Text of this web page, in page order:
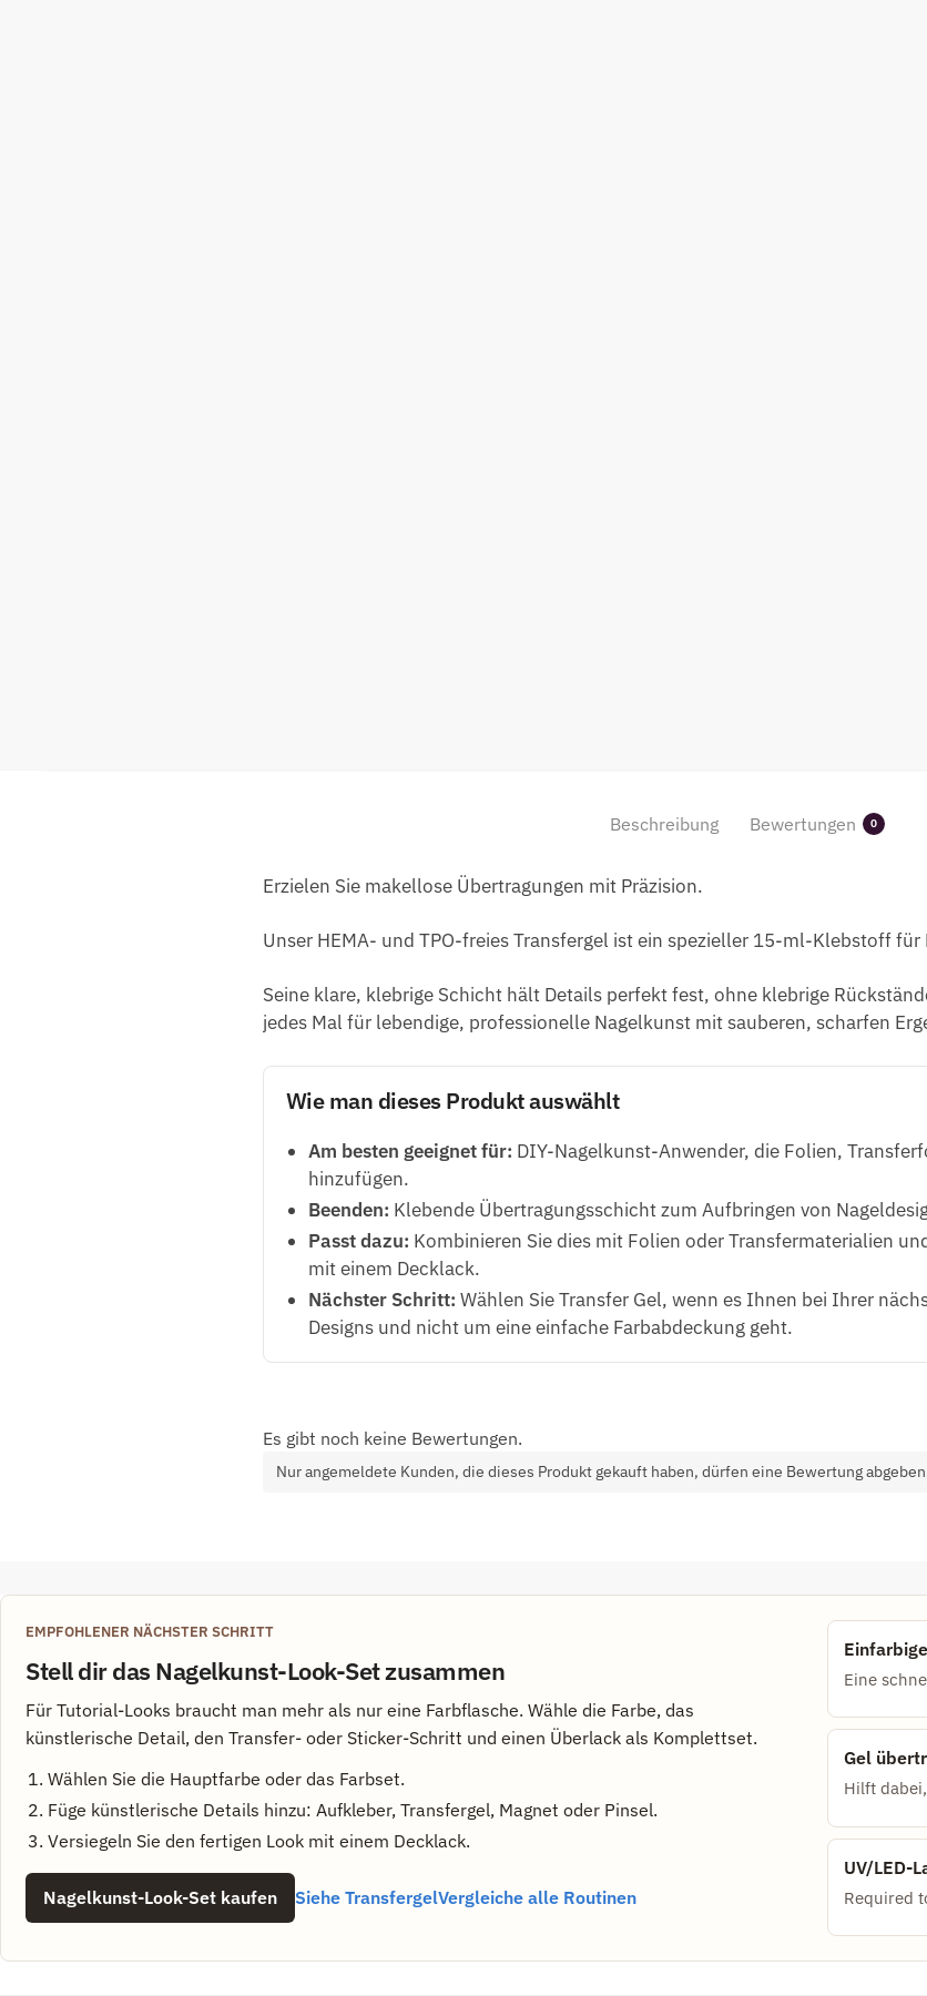
Beschreibung Bewertungen 0
Erzielen Sie makellose Übertragungen mit Präzision.
Unser HEMA- und TPO-freies Transfergel ist ein spezieller 15-ml-Klebstoff
Seine klare, klebrige Schicht hält Details perfekt fest, ohne klebrige
jedes Mal für lebendige, professionelle Nagelkunst mit sauberen, scharfen
Wie man dieses Produkt auswählt
Am besten geeignet für: DIY-Nagelkunst-Anwender, die Folien,
hinzufügen.
Beenden: Klebende Übertragungsschicht zum Aufbringen von
Passt dazu: Kombinieren Sie dies mit Folien oder Transfermaterialien
mit einem Decklack.
Nächster Schritt: Wählen Sie Transfer Gel, wenn es Ihnen bei Ihrer
Designs und nicht um eine einfache Farbabdeckung geht.
Es gibt noch keine Bewertungen.
Nur angemeldete Kunden, die dieses Produkt gekauft haben, dürfen eine Bewertung
EMPFOHLENER NÄCHSTER SCHRITT
Stell dir das Nagelkunst-Look-Set zusammen
Für Tutorial-Looks braucht man mehr als nur eine Farbflasche. Wähle die Farbe, das
künstlerische Detail, den Transfer- oder Sticker-Schritt und einen Überlack als Komplettset.
Wählen Sie die Hauptfarbe oder das Farbset.
Füge künstlerische Details hinzu: Aufkleber, Transfergel, Magnet oder Pinsel.
Versiegeln Sie den fertigen Look mit einem Decklack.
Nagelkunst-Look-Set kaufen Siehe TransfergelVergleiche alle Routinen
Eine
Gel
Hilft
UV/LED-
Required